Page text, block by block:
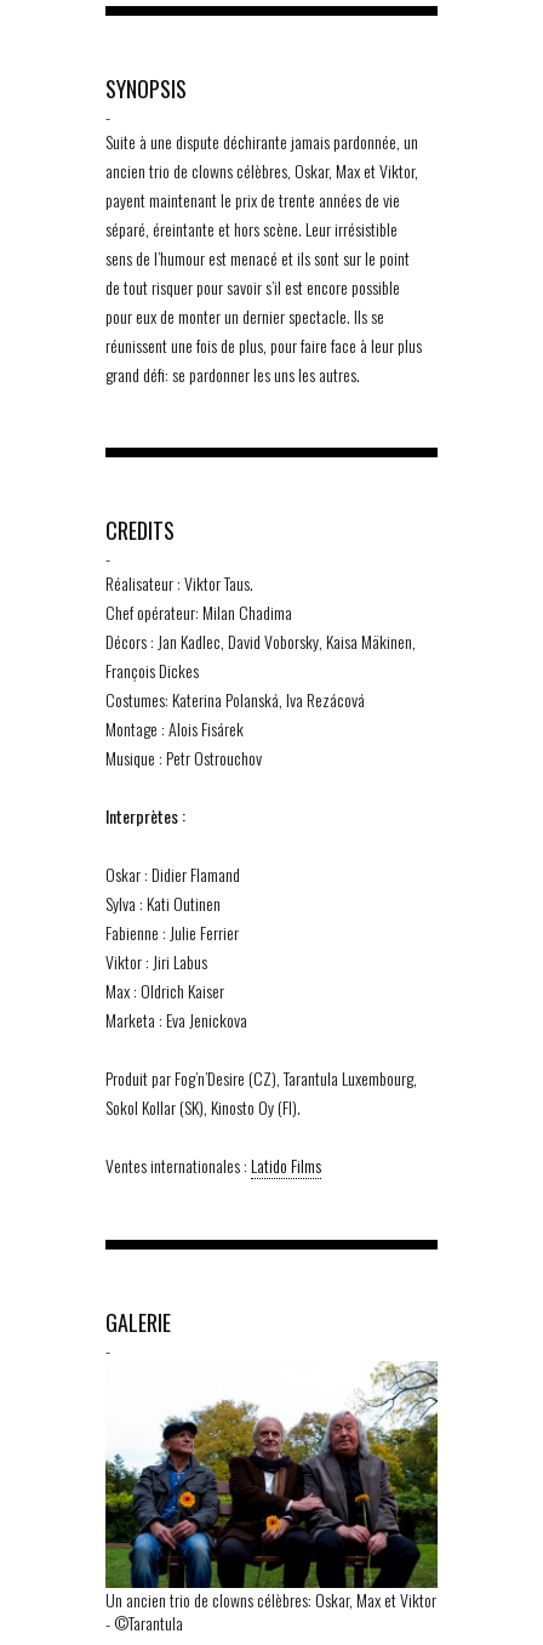
SYNOPSIS
-
Suite à une dispute déchirante jamais pardonnée, un
ancien trio de clowns célèbres, Oskar, Max et Viktor,
payent maintenant le prix de trente années de vie
séparé, éreintante et hors scène. Leur irrésistible
sens de l’humour est menacé et ils sont sur le point
de tout risquer pour savoir s’il est encore possible
pour eux de monter un dernier spectacle. Ils se
réunissent une fois de plus, pour faire face à leur plus
grand défi: se pardonner les uns les autres.
CREDITS
-
Réalisateur : Viktor Taus.
Chef opérateur: Milan Chadima
Décors : Jan Kadlec, David Voborsky, Kaisa Mäkinen,
François Dickes
Costumes: Katerina Polanská, Iva Rezácová
Montage : Alois Fisárek
Musique : Petr Ostrouchov
Interprètes :
Oskar : Didier Flamand
Sylva : Kati Outinen
Fabienne : Julie Ferrier
Viktor : Jiri Labus
Max : Oldrich Kaiser
Marketa : Eva Jenickova
Produit par Fog’n’Desire (CZ), Tarantula Luxembourg,
Sokol Kollar (SK), Kinosto Oy (FI).
Ventes internationales :Latido Films
GALERIE
-
Un ancien trio de clowns célèbres: Oskar, Max et Viktor
-©Tarantula